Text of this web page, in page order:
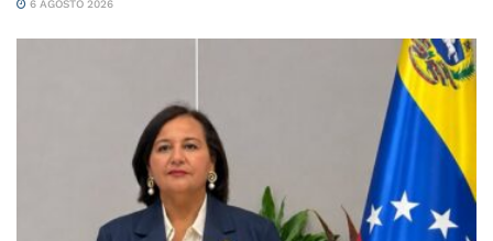
6 AGOSTO 2026